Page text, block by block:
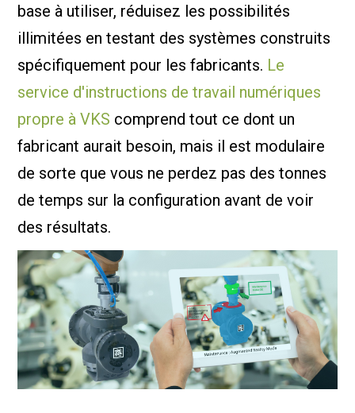
base à utiliser, réduisez les possibilités
illimitées en testant des systèmes construits
spécifiquement pour les fabricants. Le
service d'instructions de travail numériques
propre à VKS comprend tout ce dont un
fabricant aurait besoin, mais il est modulaire
de sorte que vous ne perdez pas des tonnes
de temps sur la configuration avant de voir
des résultats.